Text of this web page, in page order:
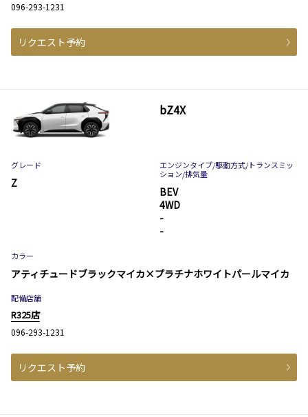
096-293-1231
リクエスト予約
bZ4X
グレード
Z
エンジンタイプ/駆動方式/トランスミッ
ション/排気量
BEV
4WD
-
-
カラー
アティチュードブラックマイカ×プラチナホワイトパールマイカ
配備店舗
R325店
096-293-1231
リクエスト予約